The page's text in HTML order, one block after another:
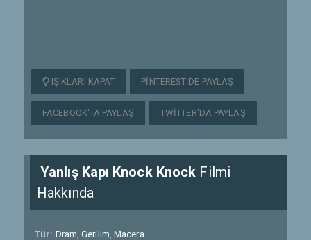
IŞIKLARI KAPAT PINTEREST'DE PAYLAŞ
FACEBOOK'TA PAYLAŞ TWITTER'DA PAYLAŞ
Yanlış Kapı Knock Knock Filmi
Hakkında
Tür: Dram,Gerilim,Macera